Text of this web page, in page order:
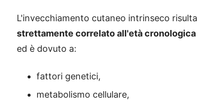
L'invecchiamento cutaneo intrinseco risulta
strettamente correlato all'età cronologica
ed è dovuto a:
fattori genetici,
metabolismo cellulare,